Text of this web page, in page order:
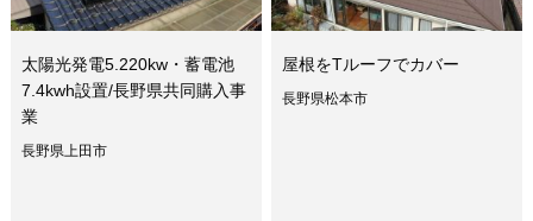
太陽光発電5.220kw・蓄電池
7.4kwh設置/長野県共同購入事
業
長野県上田市
屋根をTルーフでカバー
長野県松本市